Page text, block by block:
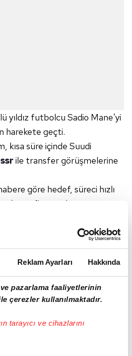
Reklam Ayarları Hakkında
pazarlama faaliyetlerinin
çerezler kullanılmaktadır.
tarayıcı ve cihazlarını
yıldız futbolcu Sadio Mane'yi
harekete geçti.
kısa süre içinde Suudi
ile transfer görüşmelerine
göre hedef, süreci hızlı
tarafların anlaşmaya
Münih gibi dev
elde eden Senegalli
Ronaldo ile forma giyiyor
takımlarının da radarında
İSTİYOR
oynayan Mane,
Avrupa'dan birçok kulübün
döneminin kapanmasıyla bu